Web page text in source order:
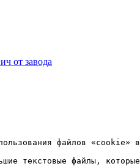
от завода
файлов
текстовые файлы,